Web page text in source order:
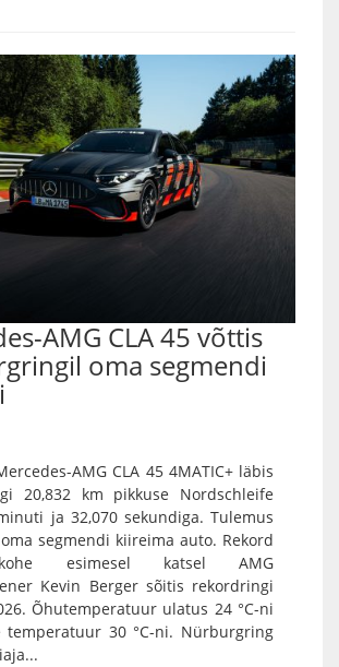
AMG CLA 45 võttis
oma segmendi
AMG CLA 45 4MATIC+ läbis
20,832 km pikkuse Nordschleife
ja 32,070 sekundiga. Tulemus
segmendi kiireima auto. Rekord
esimesel katsel AMG
Kevin Berger sõitis rekordringi
Õhutemperatuur ulatus 24 °C-ni
temperatuur 30 °C-ni. Nürburgring